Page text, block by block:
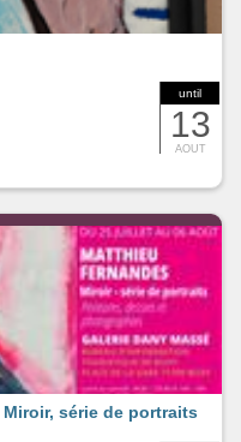
until
13
AOUT
série de portraits